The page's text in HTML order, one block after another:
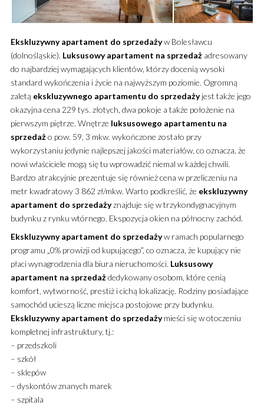
Ekskluzywny apartament do sprzedażyw Bolesławcu
(dolnośląskie). Luksusowy apartament na sprzedażadresowany
do najbardziej wymagających klientów, którzy docenią wysoki
standard wykończenia i życie na najwyższym poziomie. Ogromną
zaletą ekskluzywnego apartamentu do sprzedażyjest także jego
okazyjna cena 229 tys. złotych, dwa pokoje a także położenie na
pierwszym piętrze. Wnętrze luksusowego apartamentu na
sprzedażo pow. 59, 3 mkw. wykończone zostało przy
wykorzystaniu jedynie najlepszej jakości materiałów, co oznacza, że
nowi właściciele mogą się tu wprowadzić niemal w każdej chwili.
Bardzo atrakcyjnie prezentuje się również cena w przeliczeniu na
metr kwadratowy 3 862 zł/mkw. Warto podkreślić, że ekskluzywny
apartament do sprzedażyznajduje się w trzykondygnacyjnym
budynku z rynku wtórnego. Ekspozycja okien na północny zachód.
Ekskluzywny apartament do sprzedażyw ramach popularnego
programu „0% prowizji od kupującego”, co oznacza, że kupujący nie
płaci wynagrodzenia dla biura nieruchomości. Luksusowy
apartament na sprzedażdedykowany osobom, które cenią
komfort, wytworność, prestiż i cichą lokalizację. Rodziny posiadające
samochód ucieszą liczne miejsca postojowe przy budynku.
Ekskluzywny apartament do sprzedażymieści się w otoczeniu
kompletnej infrastruktury, tj.:
– przedszkoli
– szkół
– sklepów
– dyskontów znanych marek
– szpitala